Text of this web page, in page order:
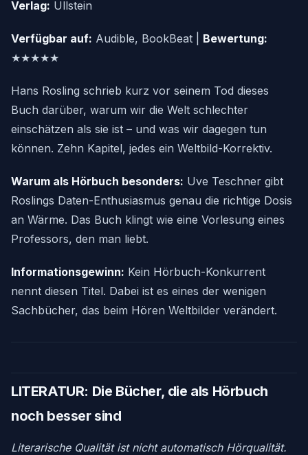
Verlag: Ullstein
Verfügbar auf: Audible, BookBeat | Bewertung:
★★★★★
Hans Rosling schrieb kurz vor seinem Tod dieses
Buch darüber, warum wir die Welt schlechter
einschätzen als sie ist – und was wir dagegen tun
können. Zehn Kapitel, jedes ein Weltbild-Korrektiv.
Warum als Hörbuch besonders: Uve Teschner gibt
Roslings Daten-Enthusiasmus genau die richtige Dosis
an Wärme. Das Buch klingt wie eine Vorlesung eines
Professors, den man liebt.
Informationsgewinn: Kein Hörbuch-Konkurrent
nennt diesen Titel. Dabei ist es eines der wenigen
Sachbücher, das beim Hören Weltbilder verändert.
LITERATUR: Die Bücher, die als Hörbuch
noch besser sind
Literarische Qualität ist nicht automatisch Hörqualität.